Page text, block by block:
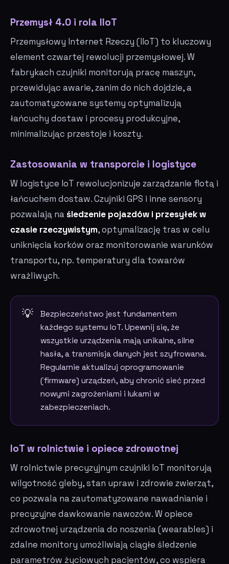
Przemysł 4.0 i rola IIoT
Przemysłowy Internet Rzeczy (IIoT) to kluczowy
element czwartej rewolucji przemysłowej. W
fabrykach czujniki monitorują pracę maszyn,
przewidując awarie, zanim do nich dojdzie, a
zautomatyzowane systemy optymalizują
łańcuchy dostaw i procesy produkcyjne,
minimalizując przestoje i koszty.
Zastosowania w transporcie i logistyce
W logistyce IoT rewolucjonizuje zarządzanie flotą i
łańcuchem dostaw. Czujniki GPS i inne sensory
pozwalają naśledzenie pojazdów i przesyłek w
czasie rzeczywistym, optymalizację tras w celu
uniknięcia korków oraz monitorowanie warunków
transportu, np. temperatury dla towarów
wrażliwych.
Bezpieczeństwo jest fundamentem
każdego systemu IoT. Upewnij się, że
wszystkie urządzenia mają unikalne, silne
hasła, a transmisja danych jest szyfrowana.
Regularnie aktualizuj oprogramowanie
(firmware) urządzeń, aby chronić sieć przed
nowymi zagrożeniami i lukami w
zabezpieczeniach.
IoT w rolnictwie i opiece zdrowotnej
W rolnictwie precyzyjnym czujniki IoT monitorują
wilgotność gleby, stan upraw i zdrowie zwierząt,
co pozwala na zautomatyzowane nawadnianie i
precyzyjne dawkowanie nawozów. W opiece
zdrowotnej urządzenia do noszenia (wearables) i
zdalne monitory umożliwiają ciągłe śledzenie
parametrów życiowych pacjentów, co wspiera